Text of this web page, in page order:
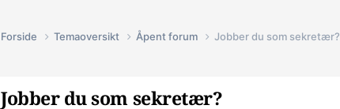
Forside Temaoversikt Åpent forum Jobber du som sekretær?
Jobber du som sekretær?